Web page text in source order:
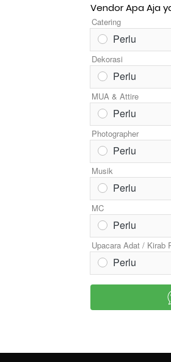
Vendor Apa Aja
Catering
Perlu
Dekorasi
Perlu
MUA & Attire
Perlu
Photographer
Perlu
Musik
Perlu
MC
Perlu
Upacara Adat / Kirab
Perlu